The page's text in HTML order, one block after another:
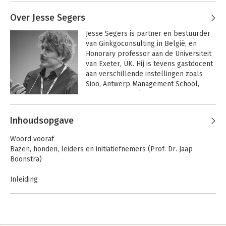
organisaties onderzoekt en ontwikkelt.
AWARDS
Tweede plaats "L&D Boek van het Jaar 2013"
Leading from the
Over leiderschap
Over Jesse Segers
Jesse Segers is partner en bestuurder
van Ginkgoconsulting in België, en
Honorary professor aan de Universiteit
van Exeter, UK. Hij is tevens gastdocent
aan verschillende instellingen zoals
Sioo, Antwerp Management School,
Andere boeken door Jesse Segers
Inhoudsopgave
Woord vooraf
Bazen, honden, leiders en initiatiefnemers (Prof. Dr. Jaap
Boonstra)
Inleiding